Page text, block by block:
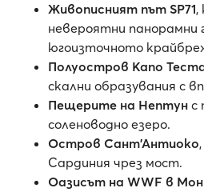
Живописният път SP71,
невероятни панорамни
югоизточното
Полуостров Капо
скални образувания с
Пещерите на Нептун с
соленоводно езеро.
Остров Сант'Антиоко
Сардиния чрез мост.
Оазисът на WWF в